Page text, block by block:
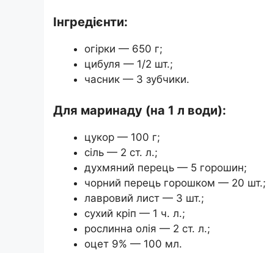
Інгредієнти:
огірки — 650 г;
цибуля — 1/2 шт.;
часник — 3 зубчики.
Для маринаду (на 1 л води):
цукор — 100 г;
сіль — 2 ст. л.;
духмяний перець — 5 горошин;
чорний перець горошком — 20 шт.;
лавровий лист — 3 шт.;
сухий кріп — 1 ч. л.;
рослинна олія — 2 ст. л.;
оцет 9% — 100 мл.